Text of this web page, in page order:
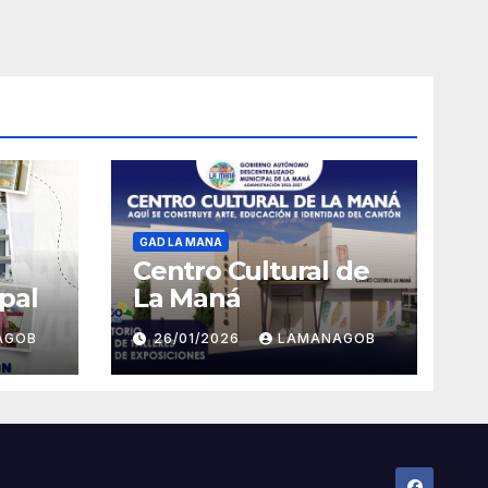
GAD LA MANA
Centro Cultural de
La Maná
26/01/2026 LAMANAGOB